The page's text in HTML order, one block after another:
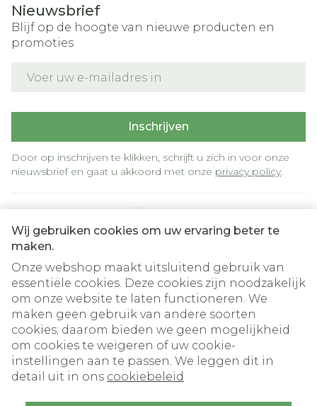
Wij gebruiken cookies om uw ervaring beter te
maken.
Onze webshop maakt uitsluitend gebruik van
essentiële cookies. Deze cookies zijn noodzakelijk
om onze website te laten functioneren. We
maken geen gebruik van andere soorten
cookies; daarom bieden we geen mogelijkheid
om cookies te weigeren of uw cookie-
instellingen aan te passen. We leggen dit in
detail uit in ons cookiebeleid
Nieuwsbrief
Blijf op de hoogte van nieuwe producten en
promoties
Inschrijven
Door op inschrijven te klikken, schrijft u zich in voor onze
nieuwsbrief en gaat u akkoord met onze privacy policy.
Juridische links